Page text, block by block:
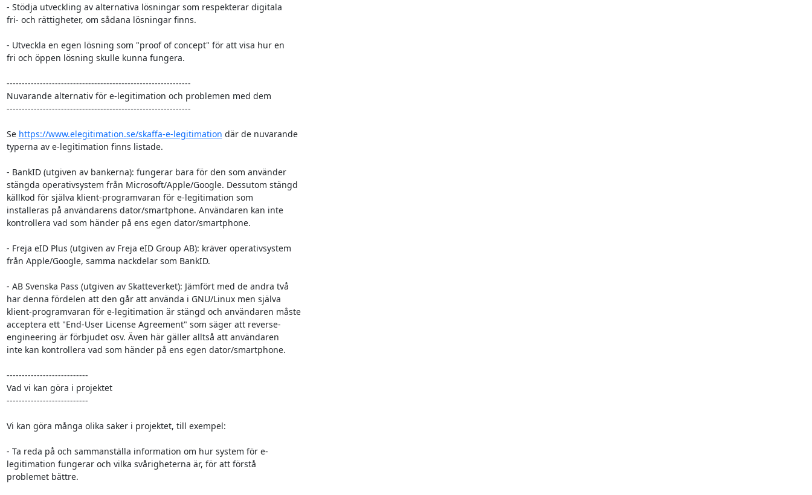
- Stödja utveckling av alternativa lösningar som respekterar digitala
fri- och rättigheter, om sådana lösningar finns.
- Utveckla en egen lösning som "proof of concept" för att visa hur en
fri och öppen lösning skulle kunna fungera.
-------------------------------------------------------------
Nuvarande alternativ för e-legitimation och problemen med dem
-------------------------------------------------------------
Se https://www.elegitimation.se/skaffa-e-legitimation där de nuvarande
typerna av e-legitimation finns listade.
- BankID (utgiven av bankerna): fungerar bara för den som använder
stängda operativsystem från Microsoft/Apple/Google. Dessutom stängd
källkod för själva klient-programvaran för e-legitimation som
installeras på användarens dator/smartphone. Användaren kan inte
kontrollera vad som händer på ens egen dator/smartphone.
- Freja eID Plus (utgiven av Freja eID Group AB): kräver operativsystem
från Apple/Google, samma nackdelar som BankID.
- AB Svenska Pass (utgiven av Skatteverket): Jämfört med de andra två
har denna fördelen att den går att använda i GNU/Linux men själva
klient-programvaran för e-legitimation är stängd och användaren måste
acceptera ett "End-User License Agreement" som säger att reverse-
engineering är förbjudet osv. Även här gäller alltså att användaren
inte kan kontrollera vad som händer på ens egen dator/smartphone.
---------------------------
Vad vi kan göra i projektet
---------------------------
Vi kan göra många olika saker i projektet, till exempel:
- Ta reda på och sammanställa information om hur system för e-
legitimation fungerar och vilka svårigheterna är, för att förstå
problemet bättre.